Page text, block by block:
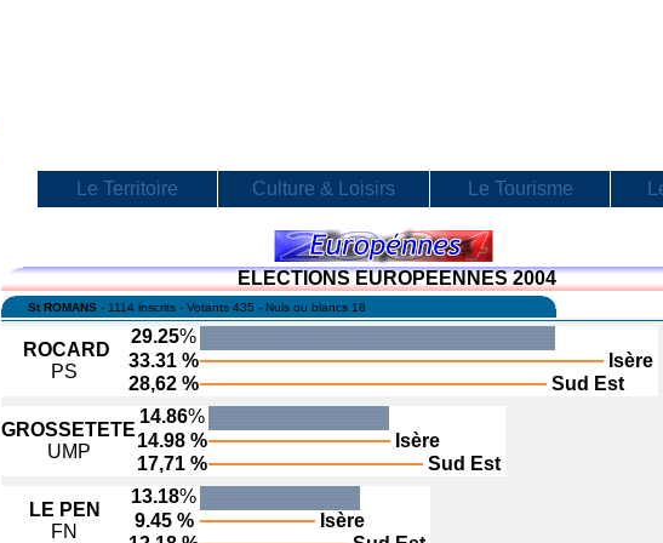
Le Territoire Culture & Loisirs Le Tourisme
ELECTIONS EUROPEENNES 2004
St ROMANS - 1114 inscrits - Votants 435 - Nuls ou blancs 18
ROCARD
PS
29.25%
33.31 %
Isère
28,62 %
Sud Est
GROSSETETE
UMP
14.86%
14.98 %
Isère
17,71 %
Sud Est
LE PEN
FN
13.18%
9.45 %
Isère